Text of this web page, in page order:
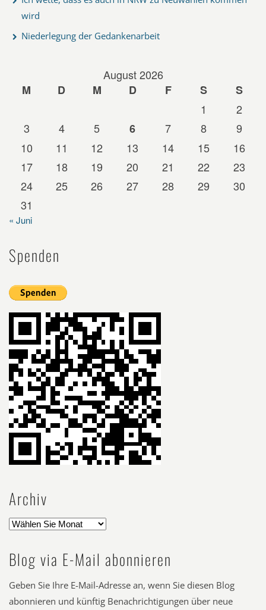
wird
Niederlegung der Gedankenarbeit
August 2026
M
D M D F S
S
1
2
3
4 5 6 7 8
9
10
11 12 13 14 15
16
17
18 19 20 21 22
23
24
25 26 27 28 29
30
31
« Juni
Spenden
Archiv
Blog via E-Mail abonnieren
Geben Sie Ihre E-Mail-Adresse an, wenn Sie diesen Blog
abonnieren und künftig Benachrichtigungen über neue